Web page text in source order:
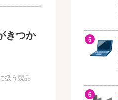
きつか
扱う製品